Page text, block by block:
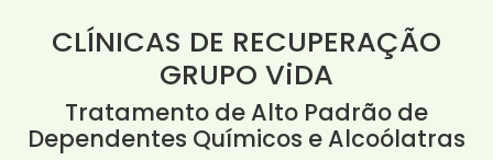
CLÍNICAS DE RECUPERAÇÃO
GRUPO ViDA
Tratamento de Alto Padrão de
Dependentes Químicos e Alcoólatras